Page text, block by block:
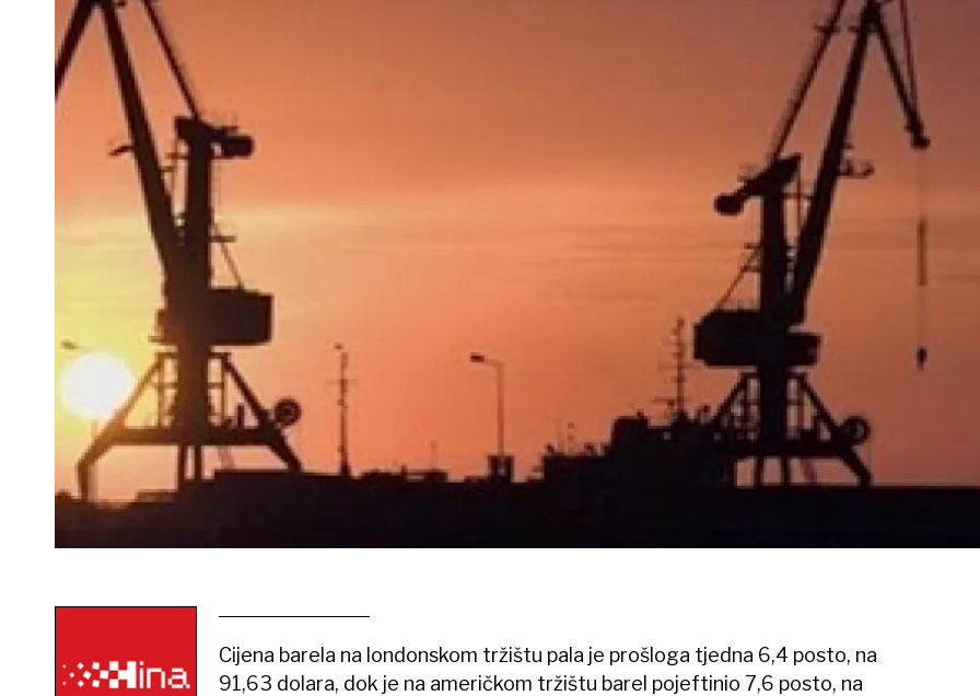
Cijena barela na londonskom tržištu pala je prošloga tjedna 6,4 posto, na
91,63 dolara, dok je na američkom tržištu barel pojeftinio 7,6 posto, na